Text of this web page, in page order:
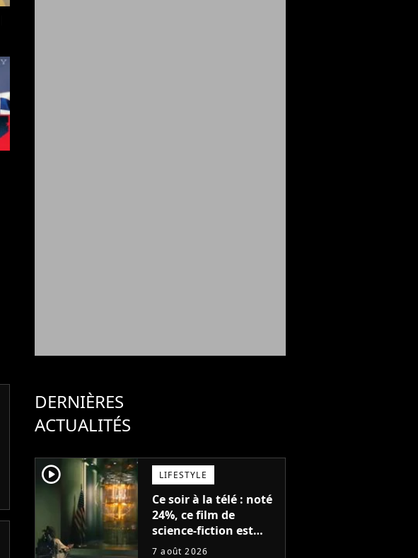
DERNIÈRES
ACTUALITÉS
player2 LIFESTYLE
Ce soir à la télé : noté
24%, ce film de
science-fiction est
complètement raté,
7 août 2026